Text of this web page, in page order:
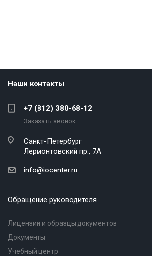
Наши контакты
+7 (812) 380-68-12
Заказать звонок
Санкт-Петербург
Лермонтовский пр., 7А
info@iocenter.ru
Обращение руководителя
Лицензии и образцы документов
Документы
Учебный центр